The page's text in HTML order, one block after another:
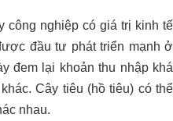
công nghiệp có giá trị kinh tế
đầu tư phát triển mạnh ở
đem lại khoản thu nhập khá
Cây tiêu (hồ tiêu) có thể
nhau.